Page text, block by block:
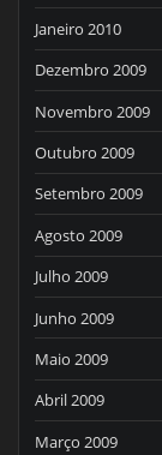
Janeiro 2010
Dezembro 2009
Novembro 2009
Outubro 2009
Setembro 2009
Agosto 2009
Julho 2009
Junho 2009
Maio 2009
Abril 2009
Março 2009